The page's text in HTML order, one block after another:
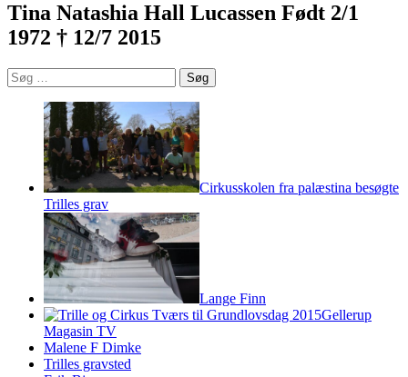
Tina Natashia Hall Lucassen Født 2/1
1972 † 12/7 2015
Søg
efter:
Cirkusskolen fra palæstina besøgte
Trilles grav
Lange Finn
Gellerup
Magasin TV
Malene F Dimke
Trilles gravsted